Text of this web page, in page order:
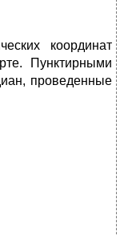
координат
Пунктирными
проведенные